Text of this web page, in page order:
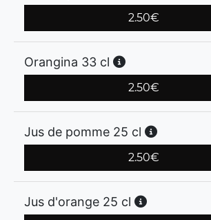
2.50€
Orangina 33 cl
2.50€
Jus de pomme 25 cl
2.50€
Jus d'orange 25 cl